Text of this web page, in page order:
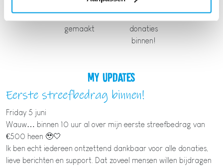
gemaakt
donaties
binnen!
My Updates
Eerste streefbedrag binnen!
Friday 5 juni
Wauw… binnen 10 uur al over mijn eerste streefbedrag van
€500 heen 🥹🤍
Ik ben echt iedereen ontzettend dankbaar voor alle donaties,
lieve berichten en support. Dat zoveel mensen willen bijdragen